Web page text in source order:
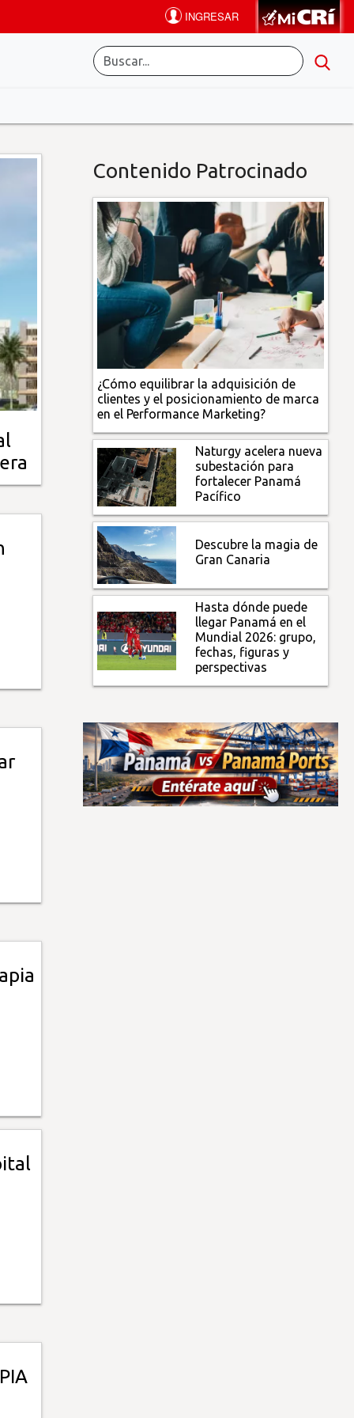
Contenido Patrocinado
¿Cómo equilibrar la adquisición de
clientes y el posicionamiento de marca
en el Performance Marketing?
Naturgy acelera nueva
subestación para
fortalecer Panamá
Pacífico
Descubre la magia de
Gran Canaria
Hasta dónde puede
llegar Panamá en el
Mundial 2026: grupo,
fechas, figuras y
perspectivas